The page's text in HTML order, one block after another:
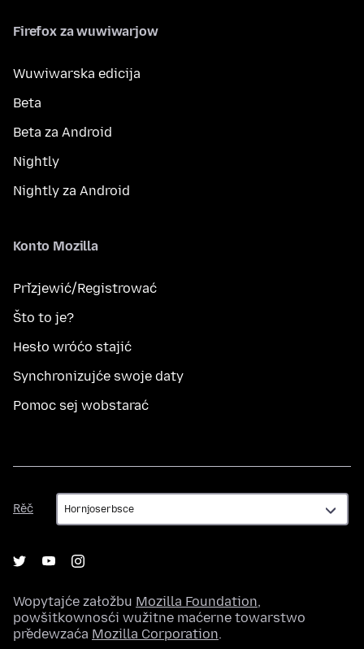
Firefox za wuwiwarjow
Wuwiwarska edicija
Beta
Beta za Android
Nightly
Nightly za Android
Konto Mozilla
Přizjewić/Registrować
Što to je?
Hesło wróćo stajić
Synchronizujće swoje daty
Pomoc sej wobstarać
Rěč
Rěč
Wopytajće załožbu Mozilla Foundation,
powšitkownosći wužitne maćerne towarstwo
předewzaća Mozilla Corporation.